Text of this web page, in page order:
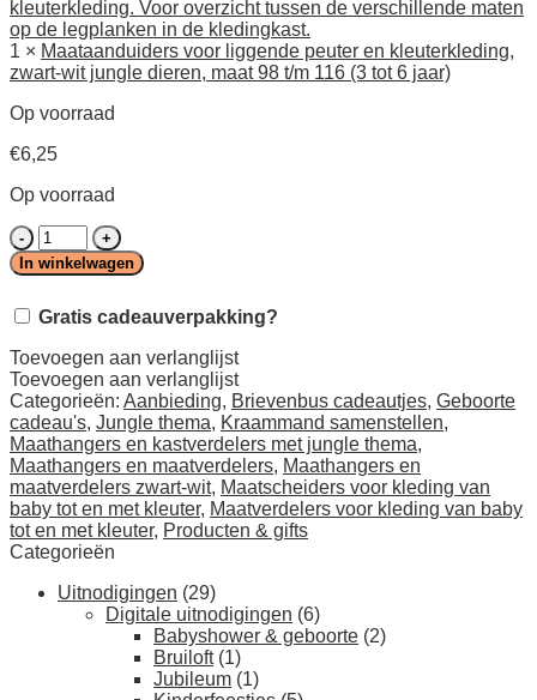
1 × Maataanduiders voor liggende peuter en kleuterkleding,
zwart-wit jungle dieren, maat 98 t/m 116 (3 tot 6 jaar)
Op voorraad
€6,25
Op voorraad
Complete
set
van
en
kledingkast
baby
tot
en
met
kleuter,
zwart-
wit
jungle
dieren,
50
In winkelwagen
Gratis cadeauverpakking?
Toevoegen aan verlanglijst
Toevoegen aan verlanglijst
Categorieën: Aanbieding, Brievenbus cadeautjes, Geboorte
cadeau's, Jungle thema, Kraammand samenstellen,
Maathangers en kastverdelers met jungle thema,
Maathangers en maatverdelers, Maathangers en
maatverdelers zwart-wit, Maatscheiders voor kleding van
baby tot en met kleuter, Maatverdelers voor kleding van baby
tot en met kleuter, Producten & gifts
Categorieën
Uitnodigingen (29)
Digitale uitnodigingen (6)
Babyshower & geboorte (2)
Bruiloft (1)
Jubileum (1)